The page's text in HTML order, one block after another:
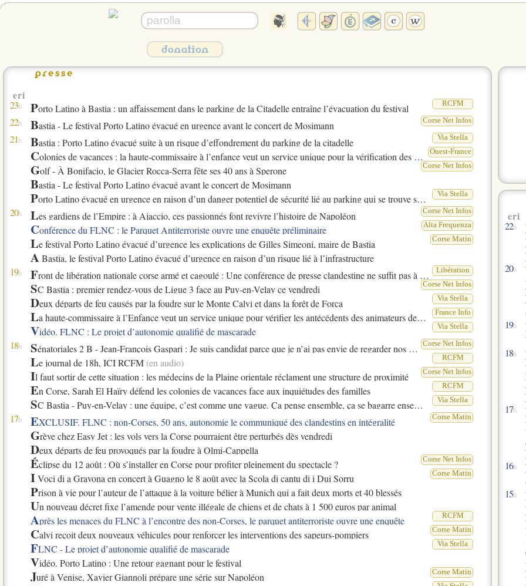
donation
presse
eri
23h RCFM
Porto Latino à Bastia : un affaissement dans le parking de la Citadelle entraîne l’évacuation du festival
22h Corse Net Infos
Bastia - Le festival Porto Latino évacué en urgence avant le concert de Mosimann
21h Via Stella
Bastia : Porto Latino évacué suite à un risque d’effondrement du parking de la citadelle
Ouest-France
Colonies de vacances : la haute-commissaire à l’enfance veut un service unique pour la vérification des animateurs
Corse Net Infos
Golf - À Bonifacio, le Glacier Rocca-Serra fête ses 40 ans à Sperone
Bastia - Le festival Porto Latino évacué avant le concert de Mosimann
Via Stella
Porto Latino évacué en urgence en raison d’un danger potentiel de sécurité lié au parking qui se trouve sous le festival
20h Corse Net Infos
Les gardiens de l’Empire : à Ajaccio, ces passionnés font revivre l’histoire de Napoléon
Alta Frequenza
Conférence du FLNC : le Parquet Antiterroriste ouvre une enquête préliminaire
Corse Matin
Le festival Porto Latino évacué d’urgence les explications de Gilles Simeoni, maire de Bastia
ABastia, le festival Porto Latino évacué d’urgence en raison d’un risque lié à l’infrastructure
19h Libération
Front de libération nationale corse armé et cagoulé : Une conférence de presse clandestine ne suffit pas à faire une force politique
Corse Net Infos
SC Bastia : premier rendez-vous de Ligue 3 face au Puy-en-Velay ce vendredi
Via Stella
Deux départs de feu causés par la foudre sur le Monte Calvi et dans la forêt de Forca
France Info
La haute-commissaire à l’Enfance veut un service unique pour vérifier les antécédents des animateurs des colonies de vacances
Via Stella
Vidéo. FLNC : Le projet d’autonomie qualifié de mascarade
18h Corse Net Infos
Sénatoriales 2 B - Jean-François Gaspari : Je suis candidat parce que je n’ai pas envie de regarder nos villages s’éteindre
RCFM
Le journal de 18h, ICI RCFM (en audio)
Corse Net Infos
Il faut sortir de cette situation : les médecins de la Plaine orientale réclament une structure de proximité
RCFM
En Corse, Sarah El Haïry défend les colonies de vacances face aux inquiétudes des familles
Via Stella
SC Bastia - Puy-en-Velay : une équipe, c’est comme une vague. Ça pense ensemble, ça se bagarre ensemble
17h Corse Matin
EXCLUSIF. FLNC : non-Corses, 50 ans, autonomie le communiqué des clandestins en intégralité
Grève chez Easy Jet : les vols vers la Corse pourraient être perturbés dès vendredi
Deux départs de feu provoqués par la foudre à Olmi-Cappella
Corse Net Infos
Éclipse du 12 août : Où s’installer en Corse pour profiter pleinement du spectacle ?
Corse Matin
IVoci di a Gravona en concert à Guagno le 8 août avec la Scola di cantu di i Dui Sorru
Prison à vie pour l’auteur de l’attaque à la voiture bélier à Munich qui a fait deux morts et 40 blessés
Un nouveau décret fixe l’amende pour vente illégale de chiens et de chats à 1 500 euros par animal
RCFM
Après les menaces du FLNC à l’encontre des non-Corses, le parquet antiterroriste ouvre une enquête
Corse Matin
Calvi reçoit deux nouveaux véhicules pour renforcer les interventions des sapeurs-pompiers
Via Stella
FLNC - Le projet d’autonomie qualifié de mascarade
Vidéo. Porto Latino : Une retour gagnant pour le festival
Corse Matin
Juré à Venise, Xavier Giannoli prépare une série sur Napoléon
eri
22h
20h
19h
18h
17h
16h
15h